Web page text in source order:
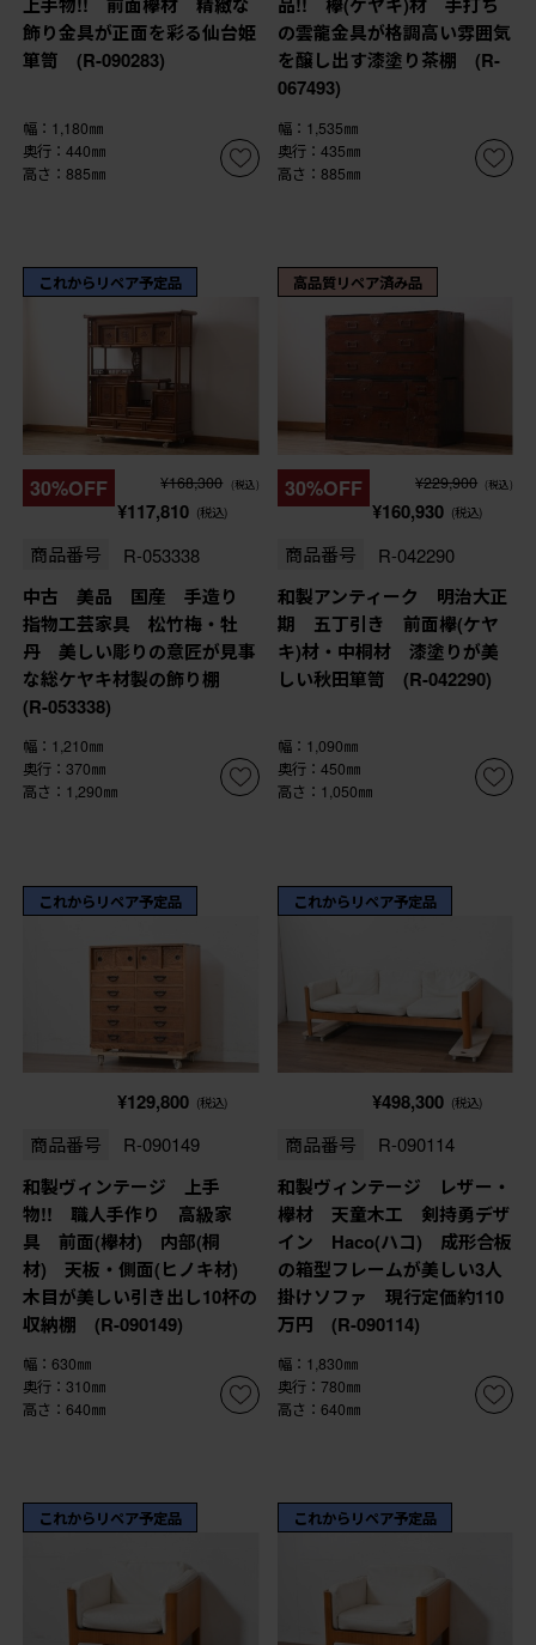
飾り金具が正面を彩る仙台姫
箪笥 (R-090283)
幅：1,180㎜
奥行：440㎜
高さ：885㎜
の雲龍金具が格調高い雰囲気
を醸し出す漆塗り茶棚 (R-
067493)
幅：1,535㎜
奥行：435㎜
高さ：885㎜
これからリペア予定品
30%OFF ¥168,300 (税込)
¥117,810 (税込)
商品番号 R-053338
中古 美品 国産 手造り
指物工芸家具 松竹梅・牡
丹 美しい彫りの意匠が見事
な総ケヤキ材製の飾り棚
(R-053338)
幅：1,210㎜
奥行：370㎜
高さ：1,290㎜
高品質リペア済み品
30%OFF ¥229,900 (税込)
¥160,930 (税込)
商品番号 R-042290
和製アンティーク 明治大正
期 五丁引き 前面欅(ケヤ
キ)材・中桐材 漆塗りが美
しい秋田箪笥 (R-042290)
幅：1,090㎜
奥行：450㎜
高さ：1,050㎜
これからリペア予定品
¥129,800 (税込)
商品番号 R-090149
和製ヴィンテージ 上手
物!! 職人手作り 高級家
具 前面(欅材) 内部(桐
材) 天板・側面(ヒノキ材)
木目が美しい引き出し10杯の
収納棚 (R-090149)
幅：630㎜
奥行：310㎜
高さ：640㎜
これからリペア予定品
¥498,300 (税込)
商品番号 R-090114
和製ヴィンテージ レザー・
欅材 天童木工 剣持勇デザ
イン Haco(ハコ) 成形合板
の箱型フレームが美しい3人
掛けソファ 現行定価約110
万円 (R-090114)
幅：1,830㎜
奥行：780㎜
高さ：640㎜
これからリペア予定品 これからリペア予定品